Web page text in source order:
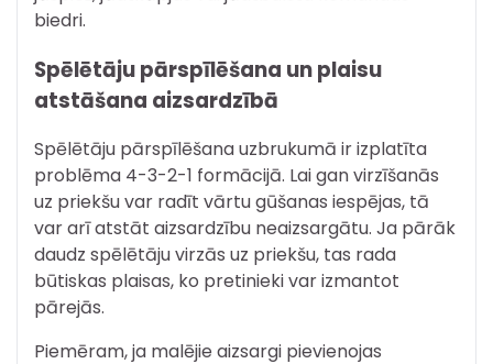
biedri.
Spēlētāju pārspīlēšana un plaisu
atstāšana aizsardzībā
Spēlētāju pārspīlēšana uzbrukumā ir izplatīta
problēma 4-3-2-1 formācijā. Lai gan virzīšanās
uz priekšu var radīt vārtu gūšanas iespējas, tā
var arī atstāt aizsardzību neaizsargātu. Ja pārāk
daudz spēlētāju virzās uz priekšu, tas rada
būtiskas plaisas, ko pretinieki var izmantot
pārejās.
Piemēram, ja malējie aizsargi pievienojas